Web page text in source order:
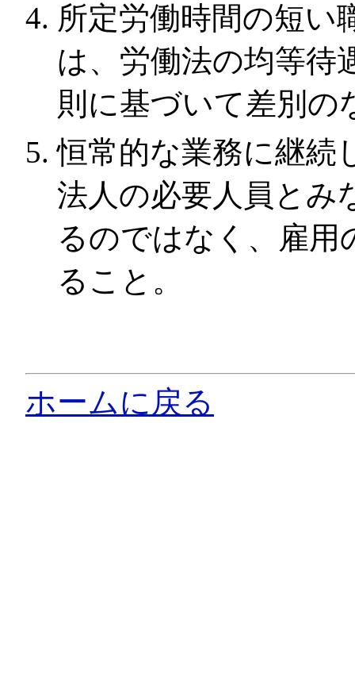
所定労働時間の短い
は、労働法の均等待
則に基づいて差別の
恒常的な業務に継続
法人の必要人員とみ
るのではなく、雇用
ること。
ホームに戻る